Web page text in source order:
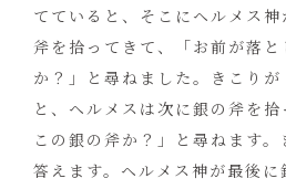
てていると、そこにヘルメス
斧を拾ってきて、「お前が落
か？」と尋ねました。きこり
と、ヘルメスは次に銀の斧を
この銀の斧か？」と尋ねます
答えます。ヘルメス神が最後に